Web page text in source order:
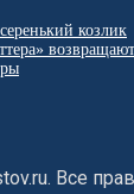
козлик
Все